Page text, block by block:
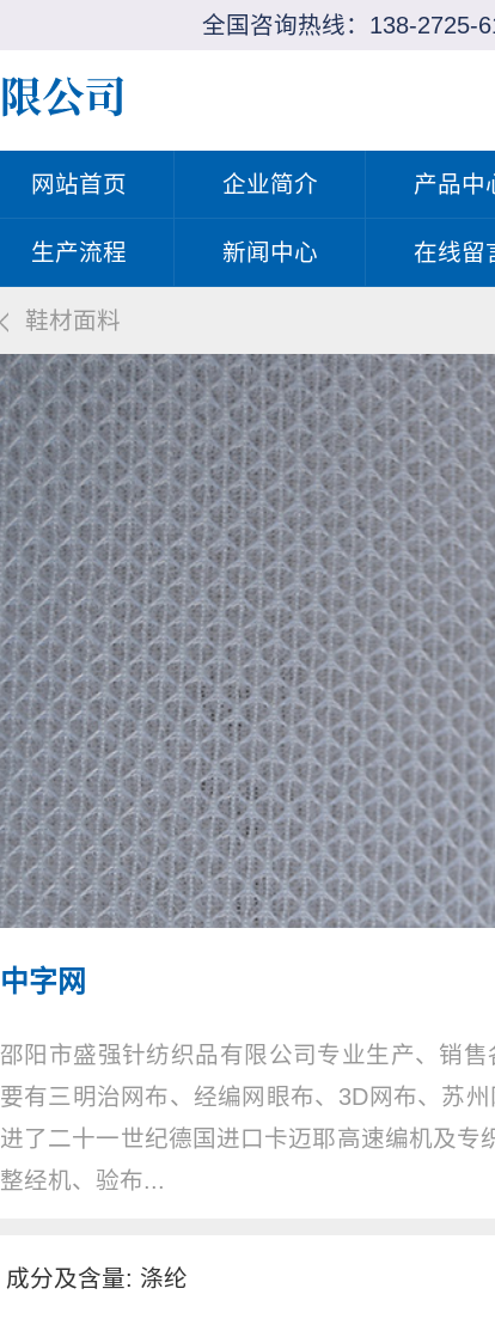
全国咨询热线： 138-2725-
网站首页 企业简介 产品中
生产流程 新闻中心 在线留
鞋材面料
中字网
邵阳市盛强针纺织品有限公司专业生产、销
要有三明治网布、经编网眼布、3D网布、苏州
进了二十一世纪德国进口卡迈耶高速编机及专
整经机、验布...
成分及含量: 涤纶